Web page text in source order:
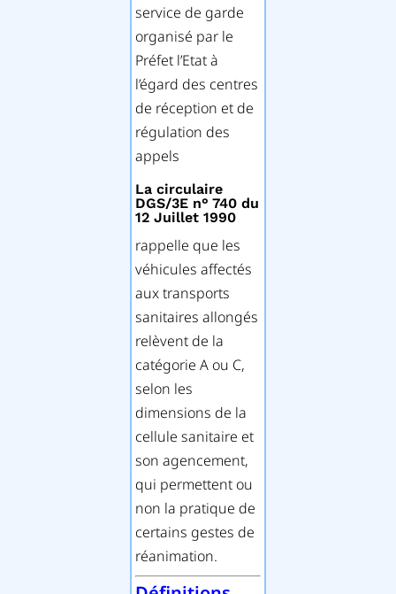
service de garde
organisé par le
Préfet l’Etat à
l’égard des centres
de réception et de
régulation des
appels
La circulaire
DGS/3E n° 740 du
12 Juillet 1990
rappelle que les
véhicules affectés
aux transports
sanitaires allongés
relèvent de la
catégorie A ou C,
selon les
dimensions de la
cellule sanitaire et
son agencement,
qui permettent ou
non la pratique de
certains gestes de
réanimation.